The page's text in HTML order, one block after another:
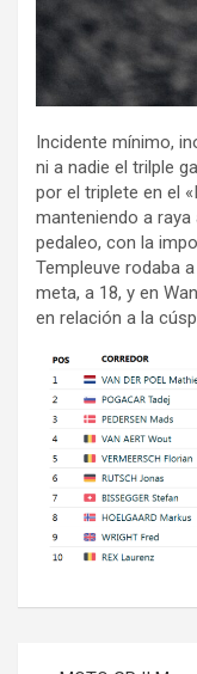
Incidente mínimo,
ni a nadie el trilple
por el triplete en el
manteniendo a raya
pedaleo, con la
Templeuve rodaba
meta, a 18, y en
en relación a la